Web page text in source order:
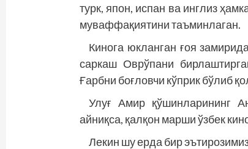
турк, япон, испан ва инглиз
муваффақиятини таъминлаган.
Кинога юкланган ғоя
саркаш Оврўпани
Ғарбни боғловчи кўприк бўлиб
Улуғ Амир қўшинларининг
айниқса, қалқон марши ўзбек
Лекин шу ерда бир